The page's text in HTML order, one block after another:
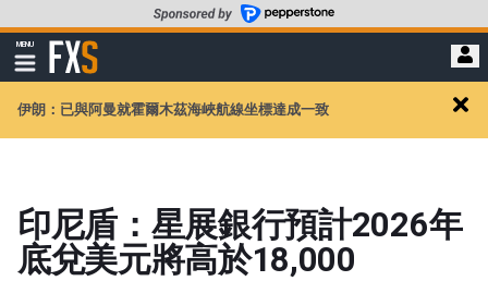
至
要
MENU
顯
示
航
FXStreet
伊朗：已與阿曼就霍爾木茲海峽航線坐標達成一致
alert
印尼盾：星展銀行預計2026年
底兌美元將高於18,000